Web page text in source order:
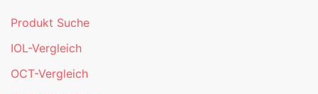
Produkt Suche
IOL-Vergleich
OCT-Vergleich